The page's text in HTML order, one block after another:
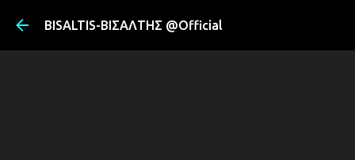
BISALTIS-ΒΙΣΑΛΤΗΣ @Official